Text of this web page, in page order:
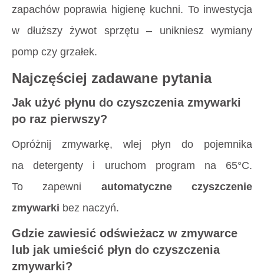
zapachów poprawia higienę kuchni. To inwestycja
w dłuższy żywot sprzętu – unikniesz wymiany
pomp czy grzałek.
Najczęściej zadawane pytania
Jak użyć płynu do czyszczenia zmywarki
po raz pierwszy?
Opróżnij zmywarkę, wlej płyn do pojemnika
na detergenty i uruchom program na 65°C.
To zapewni automatyczne czyszczenie
zmywarki bez naczyń.
Gdzie zawiesić odświeżacz w zmywarce
lub jak umieścić płyn do czyszczenia
zmywarki?